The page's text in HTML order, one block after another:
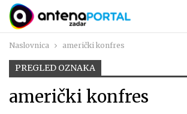
Naslovnica američki konfres
PREGLED OZNAKA
američki konfres